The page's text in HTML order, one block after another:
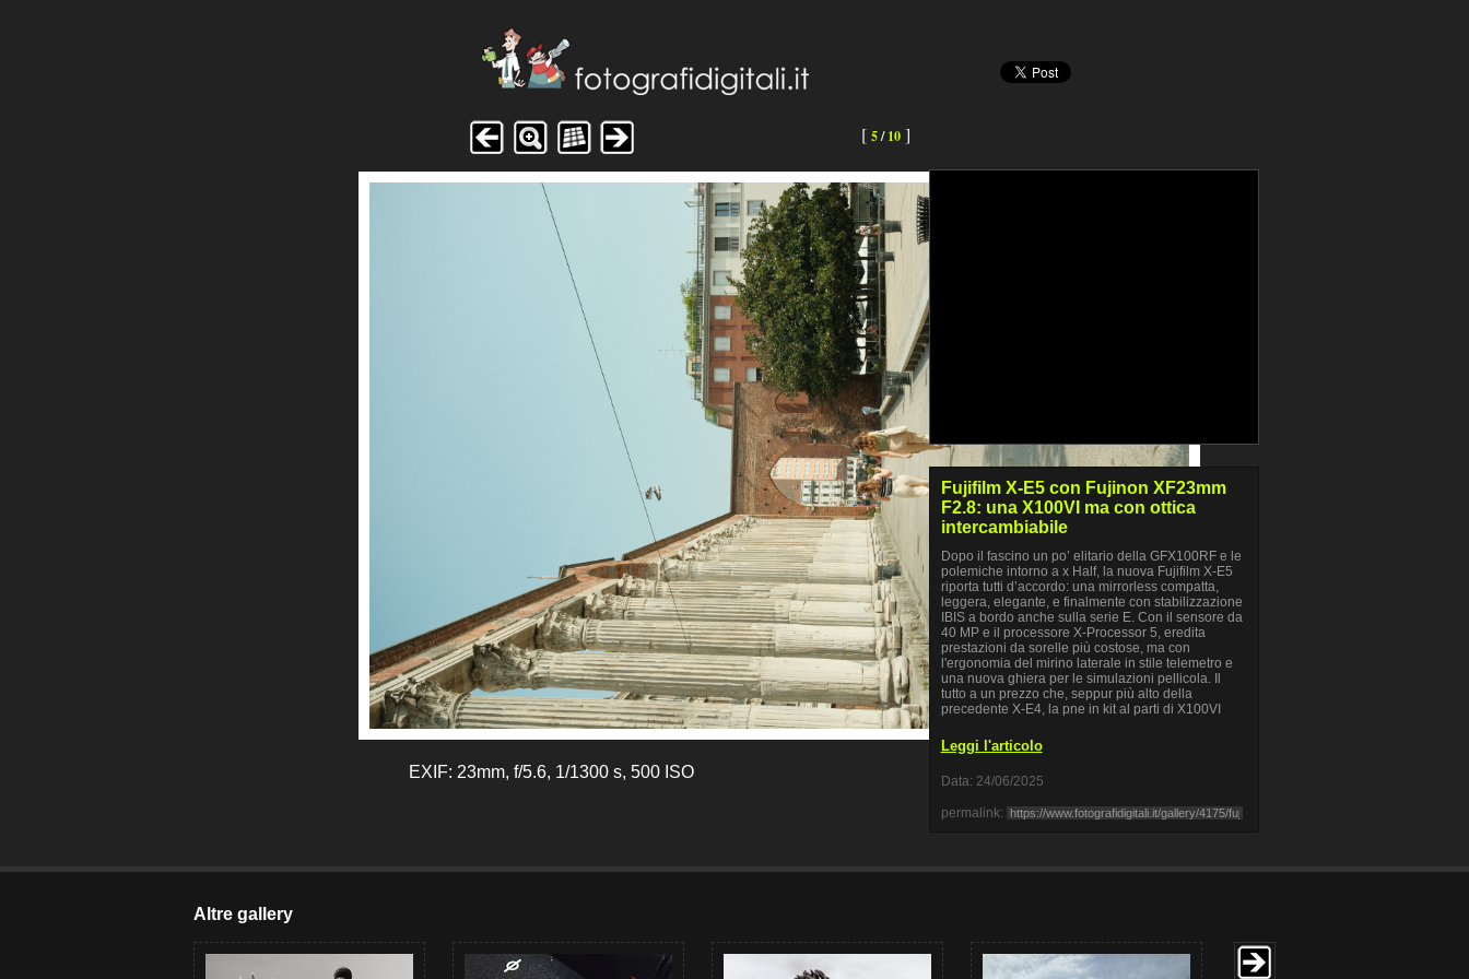
[ 5/10]
EXIF: 23mm, f/5.6, 1/1300 s, 500 ISO
Fujifilm X-E5 con Fujinon XF23mm
F2.8: una X100VI ma con ottica
intercambiabile
Dopo il fascino un po’ elitario della GFX100RF e le
polemiche intorno a x Half, la nuova Fujifilm X-E5
riporta tutti d’accordo: una mirrorless compatta,
leggera, elegante, e finalmente con stabilizzazione
IBIS a bordo anche sulla serie E. Con il sensore da
40 MP e il processore X-Processor 5, eredita
prestazioni da sorelle più costose, ma con
l'ergonomia del mirino laterale in stile telemetro e
una nuova ghiera per le simulazioni pellicola. Il
tutto a un prezzo che, seppur più alto della
precedente X-E4, la pne in kit al parti di X100VI
Leggi l'articolo
Data: 24/06/2025
permalink:
Altre gallery